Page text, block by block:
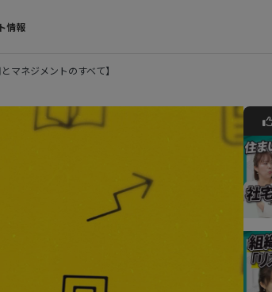
情報
マネジメントのすべて】